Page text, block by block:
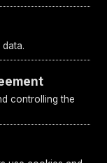
controlling the